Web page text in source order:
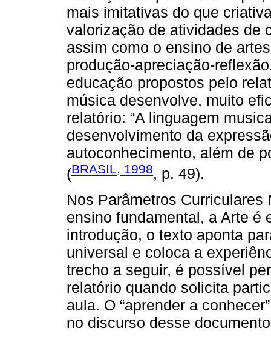
mais imitativas do que
valorização de atividades de
assim como o ensino de
produção-apreciação-
educação propostos pelo
música desenvolve, muito
relatório: “A linguagem
desenvolvimento da
autoconhecimento, além de
(BRASIL, 1998, p. 49).
Nos Parâmetros Curriculares
ensino fundamental, a Arte é
introdução, o texto aponta
universal e coloca a
trecho a seguir, é possível
relatório quando solicita
aula. O “aprender a
no discurso desse